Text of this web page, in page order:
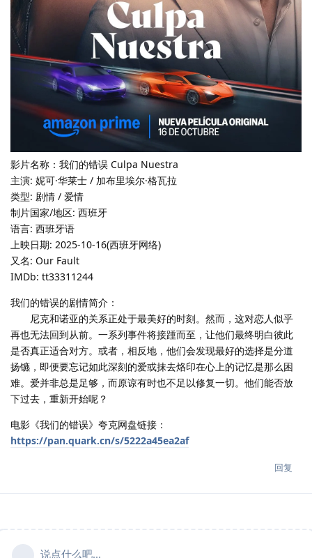
影片名称：我们的错误 Culpa Nuestra
主演: 妮可·华莱士 / 加布里埃尔·格瓦拉
类型: 剧情 / 爱情
制片国家/地区: 西班牙
语言: 西班牙语
上映日期: 2025-10-16(西班牙网络)
又名: Our Fault
IMDb: tt33311244
我们的错误的剧情简介：
尼克和诺亚的关系正处于最美好的时刻。然而，这对恋人似乎
再也无法回到从前。一系列事件将接踵而至，让他们最终明白彼此
是否真正适合对方。或者，相反地，他们会发现最好的选择是分道
扬镳，即便要忘记如此深刻的爱或抹去烙印在心上的记忆是那么困
难。爱并非总是足够，而原谅有时也不足以修复一切。他们能否放
下过去，重新开始呢？
电影《我们的错误》夸克网盘链接：
https://pan.quark.cn/s/5222a45ea2af
回复
说点什么吧...